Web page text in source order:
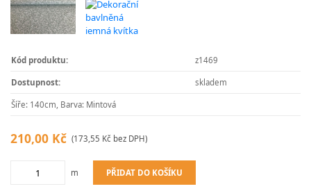
Kód produktu: z1469
Dostupnost: skladem
Šíře: 140cm, Barva: Mintová
210,00 Kč (173,55 Kč bez DPH)
m PŘIDAT DO KOŠÍKU